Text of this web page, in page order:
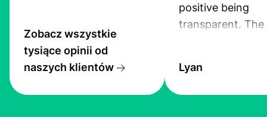
Zobacz wszystkie
tysiące opinii od
naszych klientów
positive being
transparent. The
the exchange
Lyan